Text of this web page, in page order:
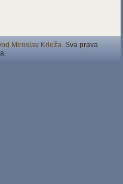
Miroslav Krleža. Sva prava